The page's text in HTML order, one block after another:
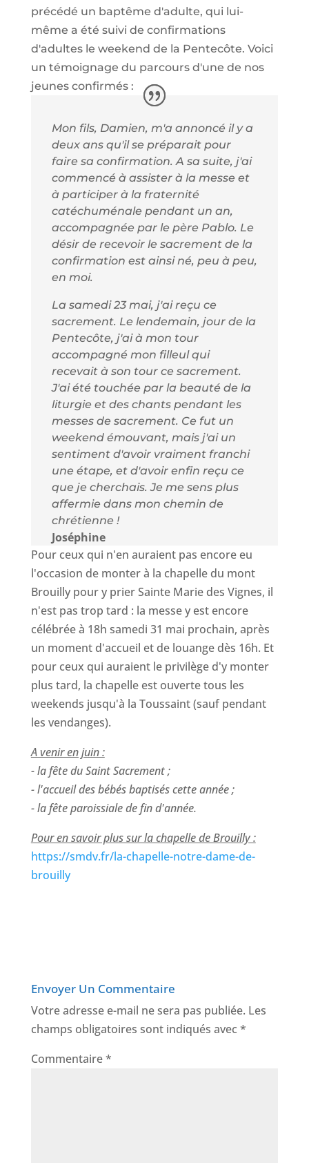
précédé un baptême d'adulte, qui lui-
même a été suivi de confirmations
d'adultes le weekend de la Pentecôte. Voici
un témoignage du parcours d'une de nos
jeunes confirmés :
Mon fils, Damien, m'a annoncé il y a
deux ans qu'il se préparait pour
faire sa confirmation. A sa suite, j'ai
commencé à assister à la messe et
à participer à la fraternité
catéchuménale pendant un an,
accompagnée par le père Pablo. Le
désir de recevoir le sacrement de la
confirmation est ainsi né, peu à peu,
en moi.
La samedi 23 mai, j'ai reçu ce
sacrement. Le lendemain, jour de la
Pentecôte, j'ai à mon tour
accompagné mon filleul qui
recevait à son tour ce sacrement.
J'ai été touchée par la beauté de la
liturgie et des chants pendant les
messes de sacrement. Ce fut un
weekend émouvant, mais j'ai un
sentiment d'avoir vraiment franchi
une étape, et d'avoir enfin reçu ce
que je cherchais. Je me sens plus
affermie dans mon chemin de
chrétienne !
Joséphine
Pour ceux qui n'en auraient pas encore eu
l'occasion de monter à la chapelle du mont
Brouilly pour y prier Sainte Marie des Vignes, il
n'est pas trop tard : la messe y est encore
célébrée à 18h samedi 31 mai prochain, après
un moment d'accueil et de louange dès 16h. Et
pour ceux qui auraient le privilège d'y monter
plus tard, la chapelle est ouverte tous les
weekends jusqu'à la Toussaint (sauf pendant
les vendanges).
A venir en juin :
- la fête du Saint Sacrement ;
- l'accueil des bébés baptisés cette année ;
- la fête paroissiale de fin d'année.
Pour en savoir plus sur la chapelle de Brouilly :
https://smdv.fr/la-chapelle-notre-dame-de-
brouilly
Envoyer Un Commentaire
Votre adresse e-mail ne sera pas publiée. Les
champs obligatoires sont indiqués avec *
Commentaire*